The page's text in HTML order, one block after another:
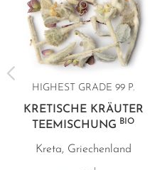
HIGHEST GRADE 99 P.
KRETISCHE KRÄUTER
TEEMISCHUNG BIO
Kreta, Griechenland